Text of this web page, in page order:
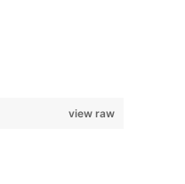
view raw